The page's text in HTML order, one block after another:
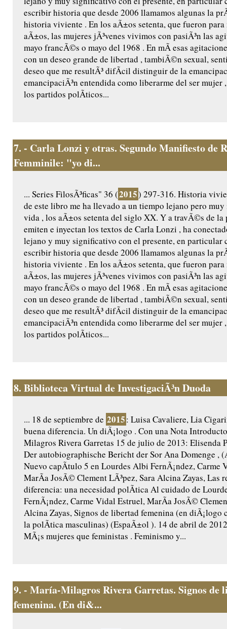
escribir historia que desde 2006 llamamos algunas la
historia viviente . En los aÃ±os setenta, que fueron
aÃ±os, las mujeres jÃ³venes vivimos con pasiÃ³n las
mayo francÃ©s o mayo del 1968 . En mÃ­ esas
con un deseo grande de libertad , tambiÃ©n sexual,
deseo que me resultÃ³ difÃ­cil distinguir de la
emancipaciÃ³n entendida como liberarme del ser mujer
los partidos polÃ­ticos...
7. - Carla Lonzi y otras. Segundo Manifiesto de
Femminile: "yo di...
... Series FilosÃ³ficas" 36 (2015) 297-316. Historia
de este libro me ha llevado a un tiempo lejano pero
vida , los aÃ±os setenta del siglo XX. Y a travÃ©s de la
emiten e inyectan los textos de Carla Lonzi , ha
lejano y muy significativo con el presente, en particular
escribir historia que desde 2006 llamamos algunas la
historia viviente . En los aÃ±os setenta, que fueron
aÃ±os, las mujeres jÃ³venes vivimos con pasiÃ³n las
mayo francÃ©s o mayo del 1968 . En mÃ­ esas
con un deseo grande de libertad , tambiÃ©n sexual,
deseo que me resultÃ³ difÃ­cil distinguir de la
emancipaciÃ³n entendida como liberarme del ser mujer
los partidos polÃ­ticos...
8. Biblioteca Virtual de InvestigaciÃ³n Duoda
... 18 de septiembre de 2015: Luisa Cavaliere, Lia
buena diferencia. Un diÃ¡logo . Con una Nota
Milagros Rivera Garretas 15 de julio de 2013: Elisenda
Der autobiographische Bericht der Sor Ana Domenge ,
Nuevo capÃ­tulo 5 en Lourdes Albi FernÃ¡ndez, Carme
MarÃ­a JosÃ© Clement LÃ³pez, Sara Alcina Zayas, Las
diferencia: una necesidad polÃ­tica Al cuidado de
FernÃ¡ndez, Carme Vidal Estruel, MarÃ­a JosÃ©
Alcina Zayas, Signos de libertad femenina (en diÃ¡logo
la polÃ­tica masculinas) (EspaÃ±ol ). 14 de abril de
MÃ¡s mujeres que feministas . Feminismo y...
9. - María-Milagros Rivera Garretas. Signos de
femenina. (En di&...